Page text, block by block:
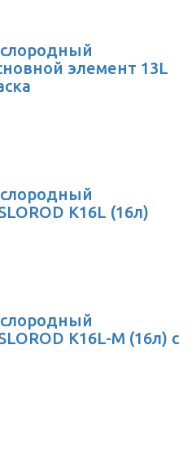
элемент 13L
K16L (16л)
K16L-M (16л) с